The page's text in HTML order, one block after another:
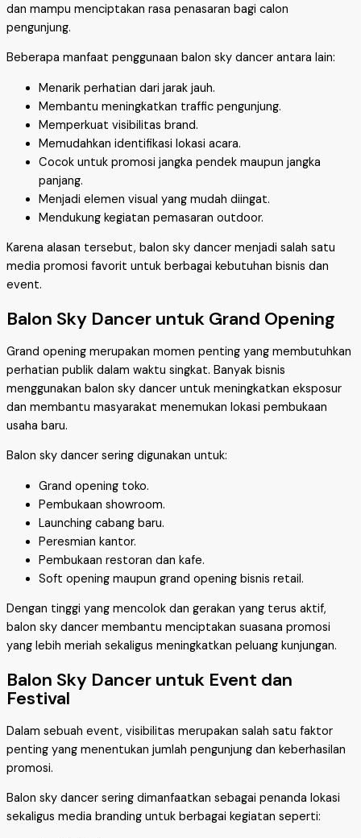
dan mampu menciptakan rasa penasaran bagi calon
pengunjung.
Beberapa manfaat penggunaan balon sky dancer antara lain:
Menarik perhatian dari jarak jauh.
Membantu meningkatkan traffic pengunjung.
Memperkuat visibilitas brand.
Memudahkan identifikasi lokasi acara.
Cocok untuk promosi jangka pendek maupun jangka
panjang.
Menjadi elemen visual yang mudah diingat.
Mendukung kegiatan pemasaran outdoor.
Karena alasan tersebut, balon sky dancer menjadi salah satu
media promosi favorit untuk berbagai kebutuhan bisnis dan
event.
Balon Sky Dancer untuk Grand Opening
Grand opening merupakan momen penting yang membutuhkan
perhatian publik dalam waktu singkat. Banyak bisnis
menggunakan balon sky dancer untuk meningkatkan eksposur
dan membantu masyarakat menemukan lokasi pembukaan
usaha baru.
Balon sky dancer sering digunakan untuk:
Grand opening toko.
Pembukaan showroom.
Launching cabang baru.
Peresmian kantor.
Pembukaan restoran dan kafe.
Soft opening maupun grand opening bisnis retail.
Dengan tinggi yang mencolok dan gerakan yang terus aktif,
balon sky dancer membantu menciptakan suasana promosi
yang lebih meriah sekaligus meningkatkan peluang kunjungan.
Balon Sky Dancer untuk Event dan
Festival
Dalam sebuah event, visibilitas merupakan salah satu faktor
penting yang menentukan jumlah pengunjung dan keberhasilan
promosi.
Balon sky dancer sering dimanfaatkan sebagai penanda lokasi
sekaligus media branding untuk berbagai kegiatan seperti: